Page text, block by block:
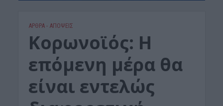
ΑΡΘΡΑ - ΑΠΟΨΕΙΣ
Κορωνοϊός: Η
επόμενη μέρα θα
είναι εντελώς